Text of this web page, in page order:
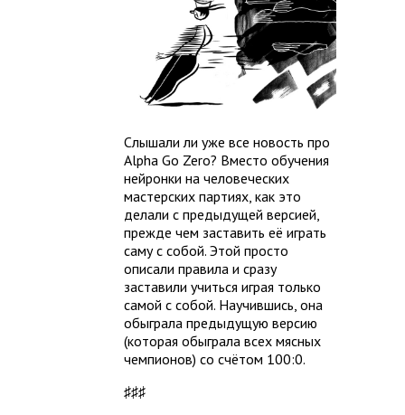
Слышали ли уже все новость про
Alpha Go Zero? Вместо обучения
нейронки на человеческих
мастерских партиях, как это
делали с предыдущей версией,
прежде чем заставить её играть
саму с собой. Этой просто
описали правила и сразу
заставили учиться играя только
самой с собой. Научившись, она
обыграла предыдущую версию
(которая обыграла всех мясных
чемпионов) со счётом 100:0.
♯♯♯